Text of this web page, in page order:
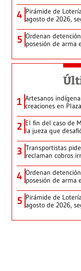
4 Pirámide de
agosto de 2026,
5 Ordenan
posesión de arma
1 Artesanos
creaciones en
2 El fin del caso de
la jueza que
3 Transportistas
reclaman cobros
4 Ordenan
posesión de arma
5 Pirámide de
agosto de 2026,